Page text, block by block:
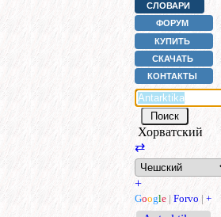
СЛОВАРИ
ФОРУМ
КУПИТЬ
СКАЧАТЬ
КОНТАКТЫ
Хорватский
⇄
+
Google | Forvo | +